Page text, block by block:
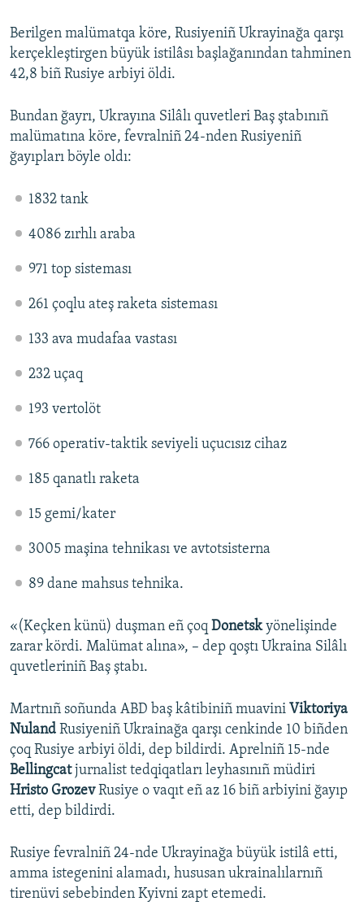
Berilgen malümatqa köre, Rusiyeniñ Ukrayinağa qarşı
kerçekleştirgen büyük istilâsı başlağanından tahminen
42,8 biñ Rusiye arbiyi öldi.
Bundan ğayrı, Ukrayına Silâlı quvetleri Baş ştabınıñ
malümatına köre, fevralniñ 24-nden Rusiyeniñ
ğayıpları böyle oldı:
1832 tank
4086 zırhlı araba
971 top sisteması
261 çoqlu ateş raketa sisteması
133 ava mudafaa vastası
232 uçaq
193 vertolöt
766 operativ-taktik seviyeli uçucısız cihaz
185 qanatlı raketa
15 gemi/kater
3005 maşina tehnikası ve avtotsisterna
89 dane mahsus tehnika.
«(Keçken künü) duşman eñ çoq Donetskyönelişinde
zarar kördi. Malümat alına», – dep qoştı Ukraina Silâlı
quvetleriniñ Baş ştabı.
Martnıñ soñunda ABD baş kâtibiniñ muavini Viktoriya
Nuland Rusiyeniñ Ukrainağa qarşı cenkinde 10 biñden
çoq Rusiye arbiyi öldi, dep bildirdi. Aprelniñ 15-nde
Bellingcatjurnalist tedqiqatları leyhasınıñ müdiri
Hristo GrozevRusiye o vaqıt eñ az 16 biñ arbiyini ğayıp
etti, dep bildirdi.
Rusiye fevralniñ 24-nde Ukrayinağa büyük istilâ etti,
amma istegenini alamadı, hususan ukrainalılarnıñ
tirenüvi sebebinden Kyivni zapt etemedi.